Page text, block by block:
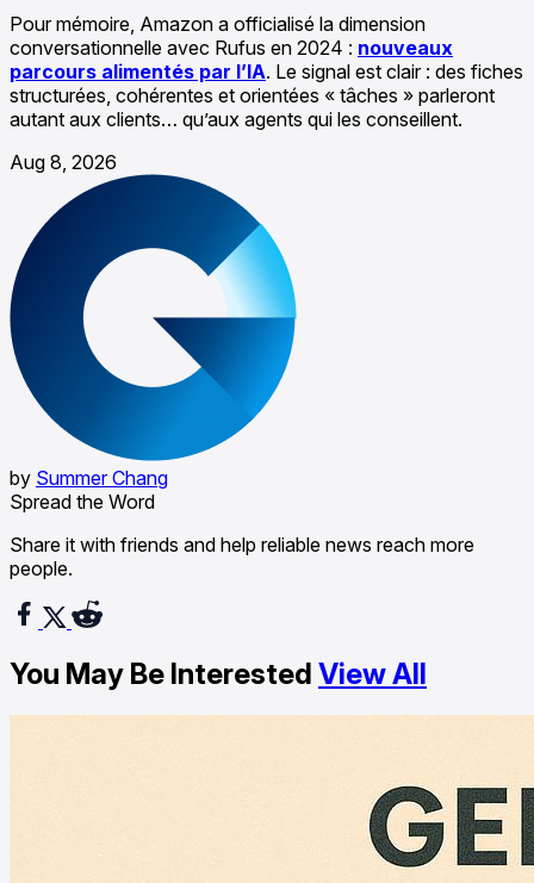
Pour mémoire, Amazon a officialisé la dimension
conversationnelle avec Rufus en 2024 : nouveaux
parcours alimentés par l’IA. Le signal est clair : des fiches
structurées, cohérentes et orientées « tâches » parleront
autant aux clients… qu’aux agents qui les conseillent.
Aug 8, 2026
by Summer Chang
Spread the Word
Share it with friends and help reliable news reach more
people.
You May Be Interested View All